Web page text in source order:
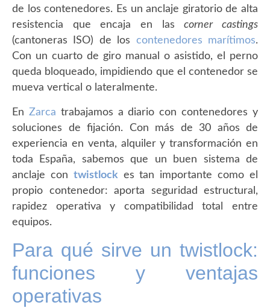
de los contenedores. Es un anclaje giratorio de alta
resistencia que encaja en lascorner castings
(cantoneras ISO) de los contenedores marítimos.
Con un cuarto de giro manual o asistido, el perno
queda bloqueado, impidiendo que el contenedor se
mueva vertical o lateralmente.
En Zarca trabajamos a diario con contenedores y
soluciones de fijación. Con más de 30 años de
experiencia en venta, alquiler y transformación en
toda España, sabemos que un buen sistema de
anclaje con twistlockes tan importante como el
propio contenedor: aporta seguridad estructural,
rapidez operativa y compatibilidad total entre
equipos.
Para qué sirve un twistlock:
funciones y ventajas
operativas